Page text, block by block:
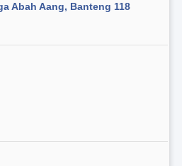
Abah Aang, Banteng 118